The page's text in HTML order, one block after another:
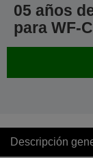
05 años
para WF-
Descripción